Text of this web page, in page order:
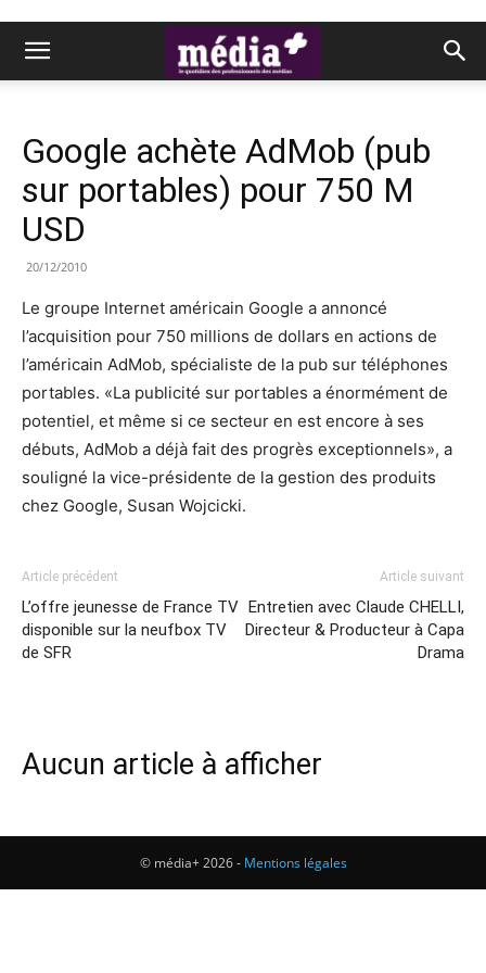
Google achète AdMob (pub
sur portables) pour 750 M
USD
20/12/2010
Le groupe Internet américain Google a annoncé
l’acquisition pour 750 millions de dollars en actions de
l’américain AdMob, spécialiste de la pub sur téléphones
portables. «La publicité sur portables a énormément de
potentiel, et même si ce secteur en est encore à ses
débuts, AdMob a déjà fait des progrès exceptionnels», a
souligné la vice-présidente de la gestion des produits
chez Google, Susan Wojcicki.
Article précédent
L’offre jeunesse de France TV
disponible sur la neufbox TV
de SFR
Article suivant
Entretien avec Claude CHELLI,
Directeur & Producteur à Capa
Drama
Aucun article à afficher
© média+ 2026 - Mentions légales